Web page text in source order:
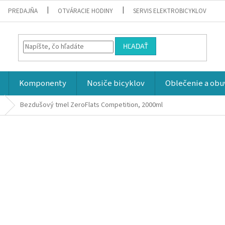
PREDAJŇA OTVÁRACIE HODINY SERVIS ELEKTROBICYKLOV
HĽADAŤ
Komponenty Nosiče bicyklov Oblečenie a
Bezdušový tmel ZeroFlats Competition, 2000ml